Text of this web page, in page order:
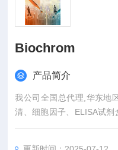
Biochrom
产品简介
我公司全国总代理,华东地
清、细胞因子、ELISA试剂
培养基、一抗、二抗、其